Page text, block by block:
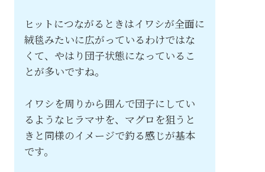
ヒットにつながるときはイワシが全面に
絨毯みたいに広がっているわけではな
くて、やはり団子状態になっているこ
とが多いですね。
イワシを周りから囲んで団子にしてい
るようなヒラマサを、マグロを狙うと
きと同様のイメージで釣る感じが基本
です。